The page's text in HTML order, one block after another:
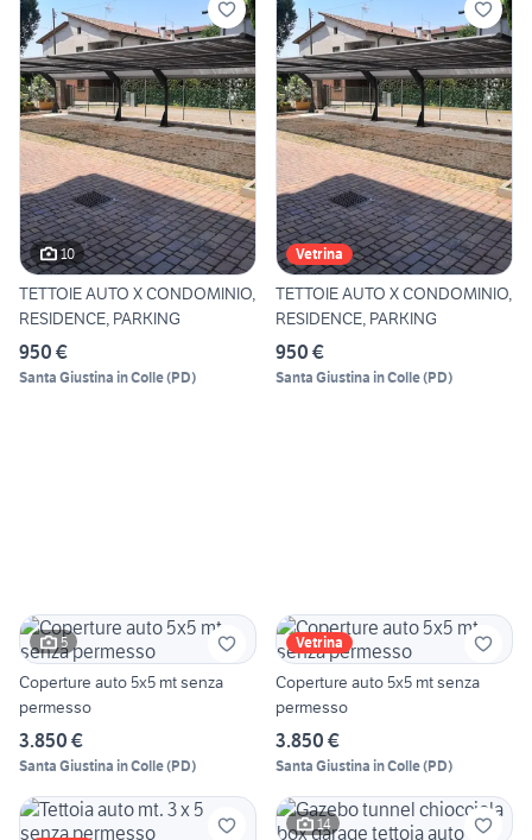
10
TETTOIE AUTO X CONDOMINIO,
RESIDENCE, PARKING
950 €
Santa Giustina in Colle(PD)
Vetrina
TETTOIE AUTO X CONDOMINIO,
RESIDENCE, PARKING
950 €
Santa Giustina in Colle(PD)
5
Coperture auto 5x5 mt senza
permesso
3.850 €
Santa Giustina in Colle(PD)
Vetrina
Coperture auto 5x5 mt senza
permesso
3.850 €
Santa Giustina in Colle(PD)
14